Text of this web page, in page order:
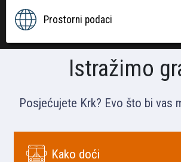
Prostorni podaci
Istražimo
Posjećujete Krk? Evo što bi vas
Kako doći